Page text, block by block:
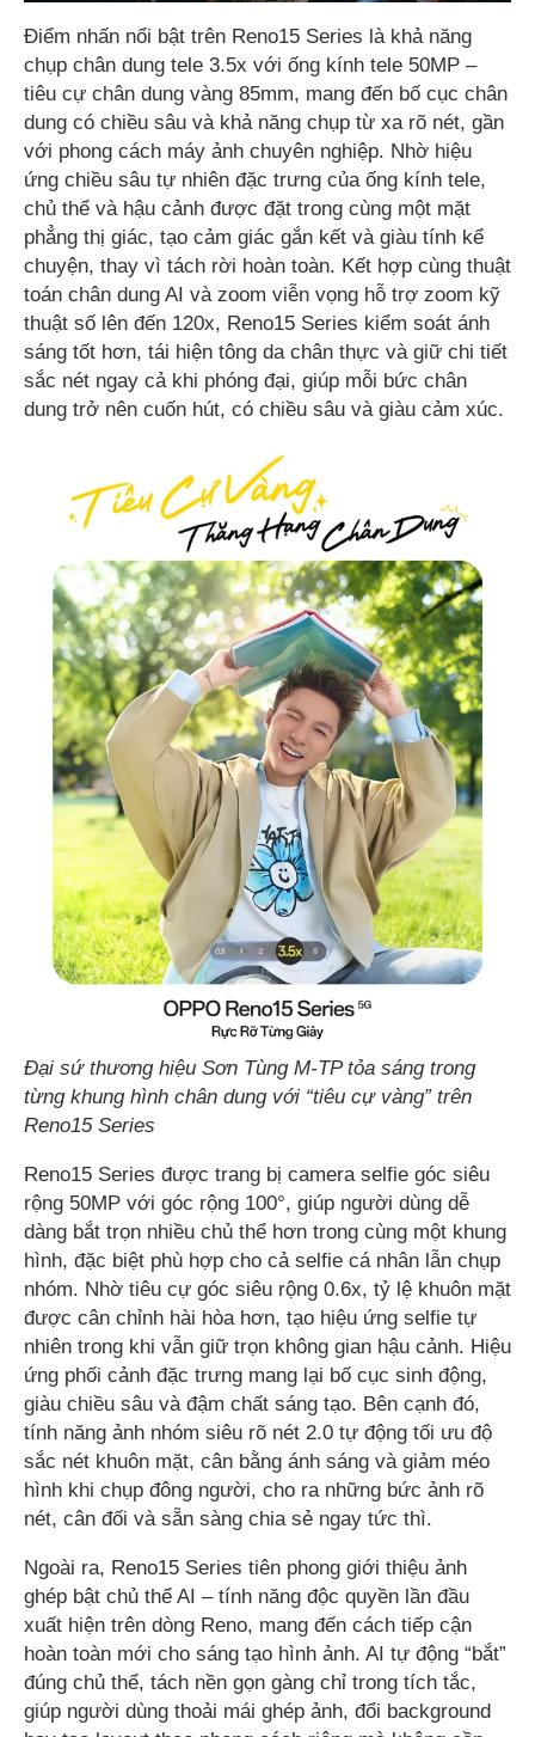
Điểm nhấn nổi bật trên Reno15 Series là khả năng
chụp chân dung tele 3.5x với ống kính tele 50MP –
tiêu cự chân dung vàng 85mm, mang đến bố cục chân
dung có chiều sâu và khả năng chụp từ xa rõ nét, gần
với phong cách máy ảnh chuyên nghiệp. Nhờ hiệu
ứng chiều sâu tự nhiên đặc trưng của ống kính tele,
chủ thể và hậu cảnh được đặt trong cùng một mặt
phẳng thị giác, tạo cảm giác gắn kết và giàu tính kể
chuyện, thay vì tách rời hoàn toàn. Kết hợp cùng thuật
toán chân dung AI và zoom viễn vọng hỗ trợ zoom kỹ
thuật số lên đến 120x, Reno15 Series kiểm soát ánh
sáng tốt hơn, tái hiện tông da chân thực và giữ chi tiết
sắc nét ngay cả khi phóng đại, giúp mỗi bức chân
dung trở nên cuốn hút, có chiều sâu và giàu cảm xúc.
Đại sứ thương hiệu Sơn Tùng M-TP tỏa sáng trong
từng khung hình chân dung với “tiêu cự vàng” trên
Reno15 Series
Reno15 Series được trang bị camera selfie góc siêu
rộng 50MP với góc rộng 100°, giúp người dùng dễ
dàng bắt trọn nhiều chủ thể hơn trong cùng một khung
hình, đặc biệt phù hợp cho cả selfie cá nhân lẫn chụp
nhóm. Nhờ tiêu cự góc siêu rộng 0.6x, tỷ lệ khuôn mặt
được cân chỉnh hài hòa hơn, tạo hiệu ứng selfie tự
nhiên trong khi vẫn giữ trọn không gian hậu cảnh. Hiệu
ứng phối cảnh đặc trưng mang lại bố cục sinh động,
giàu chiều sâu và đậm chất sáng tạo. Bên cạnh đó,
tính năng ảnh nhóm siêu rõ nét 2.0 tự động tối ưu độ
sắc nét khuôn mặt, cân bằng ánh sáng và giảm méo
hình khi chụp đông người, cho ra những bức ảnh rõ
nét, cân đối và sẵn sàng chia sẻ ngay tức thì.
Ngoài ra, Reno15 Series tiên phong giới thiệu ảnh
ghép bật chủ thể AI – tính năng độc quyền lần đầu
xuất hiện trên dòng Reno, mang đến cách tiếp cận
hoàn toàn mới cho sáng tạo hình ảnh. AI tự động “bắt”
đúng chủ thể, tách nền gọn gàng chỉ trong tích tắc,
giúp người dùng thoải mái ghép ảnh, đổi background